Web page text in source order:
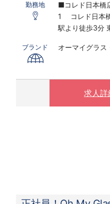
※インセンティ
体平均：月額
72,703円
※固定残業代30
場合は別途支給
※販売員平均残
残業時間は、
勤務地
■コレド日本橋
1 コレド日本
駅より徒歩3分
ブランド オーマイグラ
求人詳